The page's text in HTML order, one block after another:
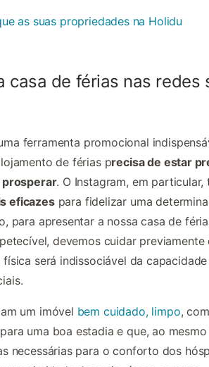
as suas propriedades na Holidu
casa de férias nas redes
ferramenta promocional
de férias precisa de estar
prosperar. O Instagram, em particular,
eficazespara fidelizar uma
para apresentar a nossa casa de
devemos cuidar previamente
física será indissociável da
um imóvel bem cuidado, limpo,
uma boa estadia e que, ao
necessárias para o conforto dos